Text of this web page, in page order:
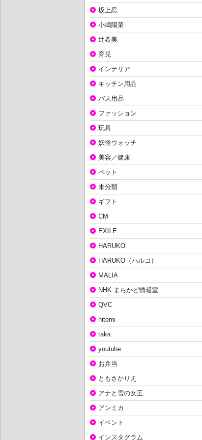
坂上忍
小嶋陽菜
辻希美
育児
インテリア
キッチン用品
バス用品
ファッション
玩具
妖怪ウォッチ
美容／健康
ペット
未分類
ギフト
CM
EXILE
HARUKO
HARUKO（ハルコ）
MALIA
NHK まちかど情報室
QVC
hitomi
taka
youtube
お弁当
ともさかりえ
アナと雪の女王
アンミカ
イベント
インスタグラム